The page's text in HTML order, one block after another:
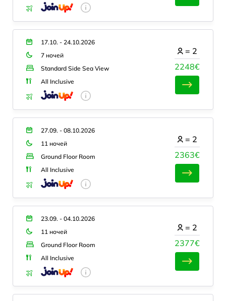
17.10. - 24.10.2026
7 ночей
Standard Side Sea View
All Inclusive
2248€
= 2
27.09. - 08.10.2026
11 ночей
Ground Floor Room
All Inclusive
2363€
= 2
23.09. - 04.10.2026
11 ночей
Ground Floor Room
All Inclusive
2377€
= 2